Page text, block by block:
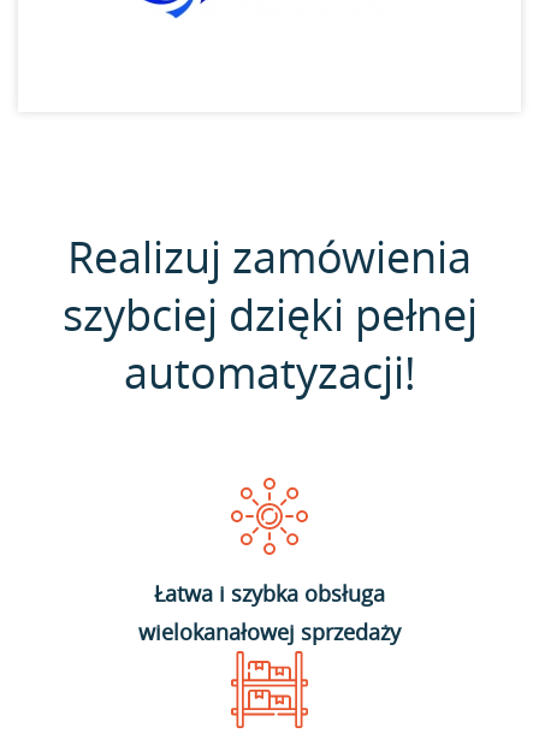
Realizuj zamówienia
szybciej dzięki pełnej
automatyzacji!
Łatwa i szybka obsługa
wielokanałowej sprzedaży